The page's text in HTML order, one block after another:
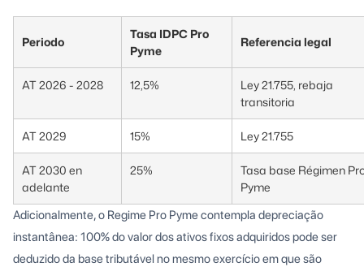
Periodo
Tasa IDPC Pro
Pyme
Referencia legal
AT 2026 - 2028 12,5%
Ley 21.755, rebaja
transitoria
AT 2029 15% Ley 21.755
AT 2030 en
adelante
25%
Tasa base Régimen
Pyme
Adicionalmente, o Regime Pro Pyme contempla depreciação
instantânea: 100% do valor dos ativos fixos adquiridos pode ser
deduzido da base tributável no mesmo exercício em que são